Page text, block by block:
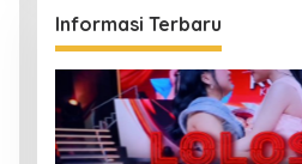
Informasi Terbaru